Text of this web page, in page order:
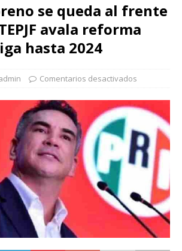
se queda al frente
avala reforma
hasta 2024
Comentarios desactivados